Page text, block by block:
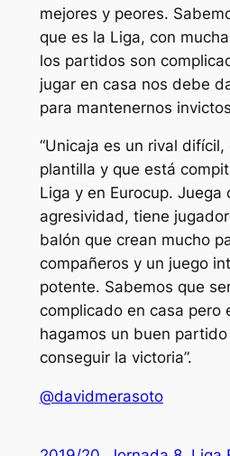
mejores y peores.
que es la Liga, con
los partidos son
jugar en casa nos debe
para mantenernos
“Unicaja es un rival difícil,
plantilla y que está
Liga y en Eurocup. Juega
agresividad, tiene
balón que crean mucho
compañeros y un juego
potente. Sabemos que
complicado en casa pero
hagamos un buen
conseguir la victoria”.
@davidmerasoto